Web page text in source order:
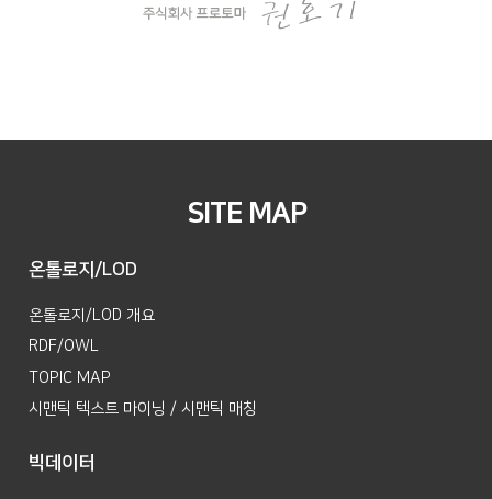
SITE MAP
온톨로지/LOD
온톨로지/LOD 개요
RDF/OWL
TOPIC MAP
시맨틱 텍스트 마이닝 / 시맨틱 매칭
빅데이터